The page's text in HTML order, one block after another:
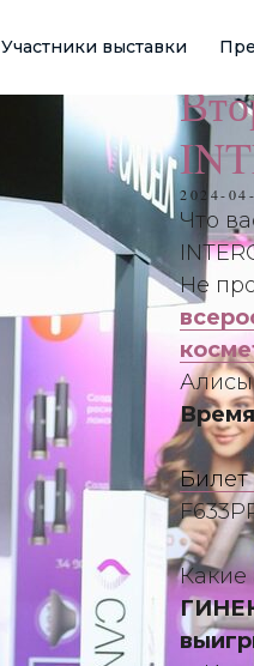
Участники выставки
2024-
Что
Не
Билет
Какие